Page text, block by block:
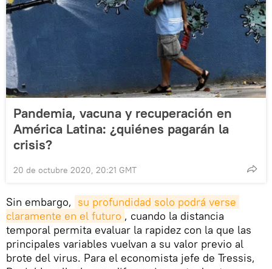
Pandemia, vacuna y recuperación en
América Latina: ¿quiénes pagarán la
crisis?
20 de octubre 2020, 20:21 GMT
Sin embargo, su profundidad solo podrá verse
claramente en el futuro , cuando la distancia
temporal permita evaluar la rapidez con la que las
principales variables vuelvan a su valor previo al
brote del virus. Para el economista jefe de Tressis,